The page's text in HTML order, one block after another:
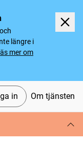
längre i
mer om
in Om tjänsten